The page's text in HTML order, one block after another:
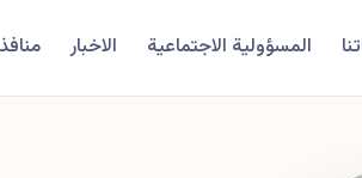
المسؤولية الاجتماعية الاخبار